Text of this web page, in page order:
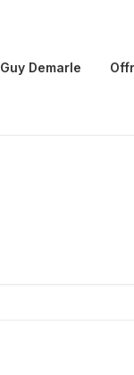
Guy Demarle